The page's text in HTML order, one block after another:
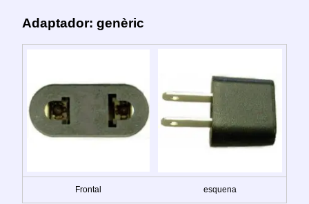
Adaptador: genèric
Frontal esquena